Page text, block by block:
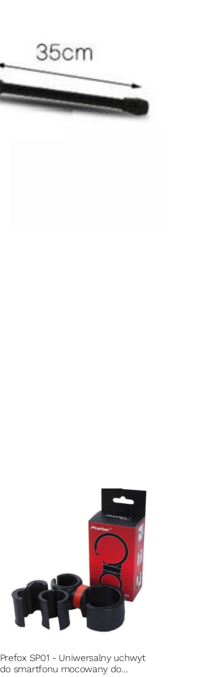
Prefox SP01 - Uniwersalny uchwyt
do smartfonu mocowany do